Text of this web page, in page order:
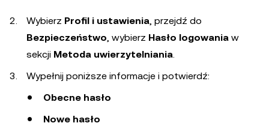
Wybierz Profil i ustawienia, przejdź do
Bezpieczeństwo, wybierz Hasło logowania w
sekcji Metoda uwierzytelniania.
Wypełnij poniższe informacje i potwierdź:
Obecne hasło
Nowe hasło